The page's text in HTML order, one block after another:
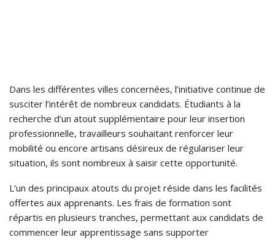
Dans les différentes villes concernées, l’initiative continue de
susciter l’intérêt de nombreux candidats. Étudiants à la
recherche d’un atout supplémentaire pour leur insertion
professionnelle, travailleurs souhaitant renforcer leur
mobilité ou encore artisans désireux de régulariser leur
situation, ils sont nombreux à saisir cette opportunité.
L’un des principaux atouts du projet réside dans les facilités
offertes aux apprenants. Les frais de formation sont
répartis en plusieurs tranches, permettant aux candidats de
commencer leur apprentissage sans supporter